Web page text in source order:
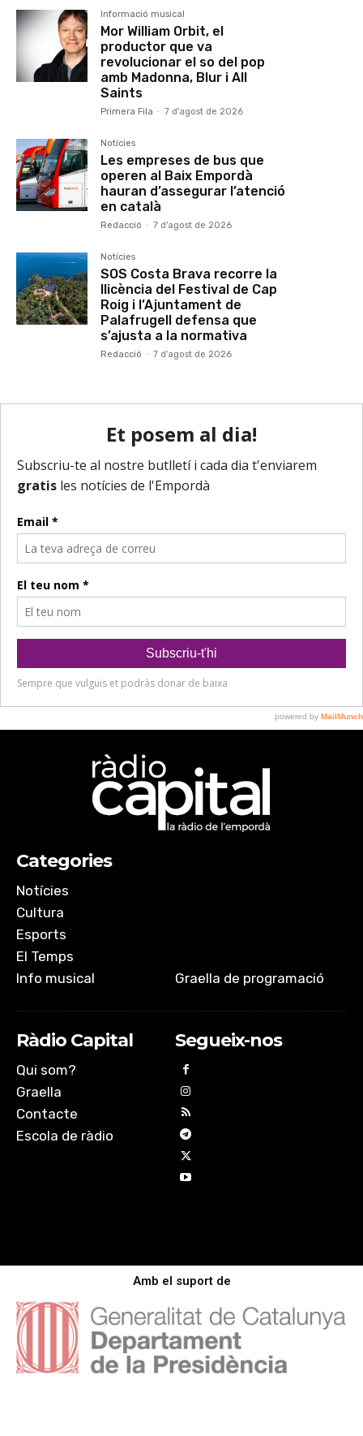
Informació musical
Mor William Orbit, el
productor que va
revolucionar el so del pop
amb Madonna, Blur i All
Saints
Primera Fila - 7 d'agost de 2026
Notícies
Les empreses de bus que
operen al Baix Empordà
hauran d’assegurar l’atenció
en català
Redacció - 7 d'agost de 2026
Notícies
SOS Costa Brava recorre la
llicència del Festival de Cap
Roig i l’Ajuntament de
Palafrugell defensa que
s’ajusta a la normativa
Redacció - 7 d'agost de 2026
Categories
Notícies
Cultura
Esports
El Temps
Info musical
Graella de programació
Ràdio Capital
Qui som?
Graella
Contacte
Escola de ràdio
Segueix-nos
Amb el suport de